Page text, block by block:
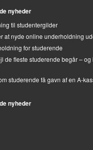
nyheder
til studentergilder
at nyde online underholdning
for studerende
de fleste studerende begår –
studerende få gavn af en A-
nyheder